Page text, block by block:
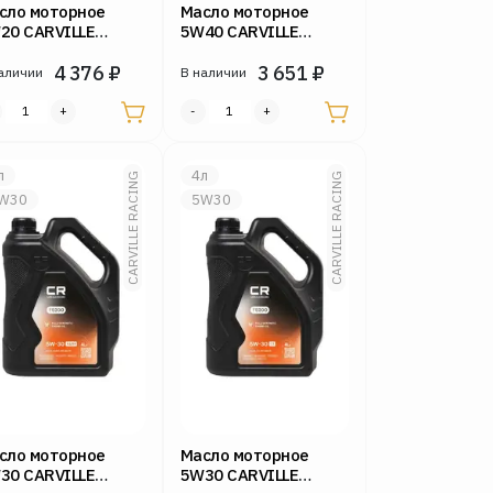
моторное
CARVILLE
4 376 ₽
Масло моторное
5W40 CARVILLE
Diesel
В наличии 3 651 ₽
CARVILLE RACING
моторное
CARVILLE
CARVILLE RACING
4л
5W30
Масло моторное
5W30 CARVILLE